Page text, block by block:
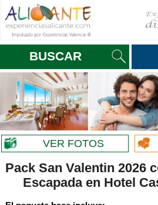
BUSCAR
VER FOTOS
Pack San Valentin 2026
Escapada en Hotel